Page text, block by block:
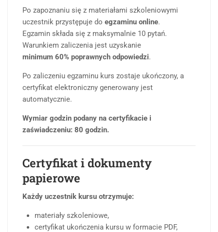
Po zapoznaniu się z materiałami szkoleniowymi
uczestnik przystępuje do egzaminu online.
Egzamin składa się z maksymalnie 10 pytań.
Warunkiem zaliczenia jest uzyskanie
minimum 60% poprawnych odpowiedzi.
Po zaliczeniu egzaminu kurs zostaje ukończony, a
certyfikat elektroniczny generowany jest
automatycznie.
Wymiar godzin podany na certyfikacie i
zaświadczeniu: 80 godzin.
Certyfikat i dokumenty
papierowe
Każdy uczestnik kursu otrzymuje:
materiały szkoleniowe,
certyfikat ukończenia kursu w formacie PDF,